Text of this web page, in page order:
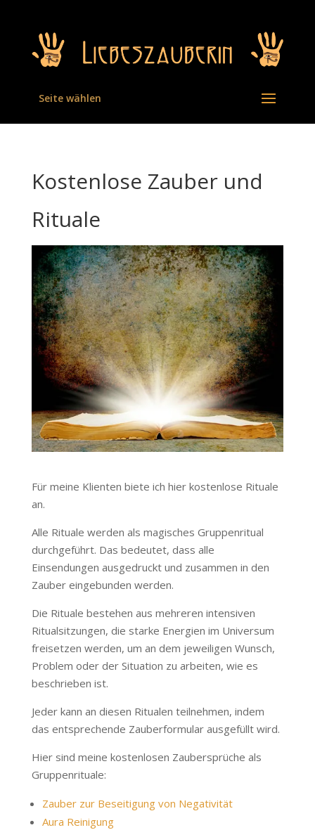
Seite wählen
Kostenlose Zauber und
Rituale
Für meine Klienten biete ich hier kostenlose Rituale
an.
Alle Rituale werden als magisches Gruppenritual
durchgeführt. Das bedeutet, dass alle
Einsendungen ausgedruckt und zusammen in den
Zauber eingebunden werden.
Die Rituale bestehen aus mehreren intensiven
Ritualsitzungen, die starke Energien im Universum
freisetzen werden, um an dem jeweiligen Wunsch,
Problem oder der Situation zu arbeiten, wie es
beschrieben ist.
Jeder kann an diesen Ritualen teilnehmen, indem
das entsprechende Zauberformular ausgefüllt wird.
Hier sind meine kostenlosen Zaubersprüche als
Gruppenrituale:
Zauber zur Beseitigung von Negativität
Aura Reinigung